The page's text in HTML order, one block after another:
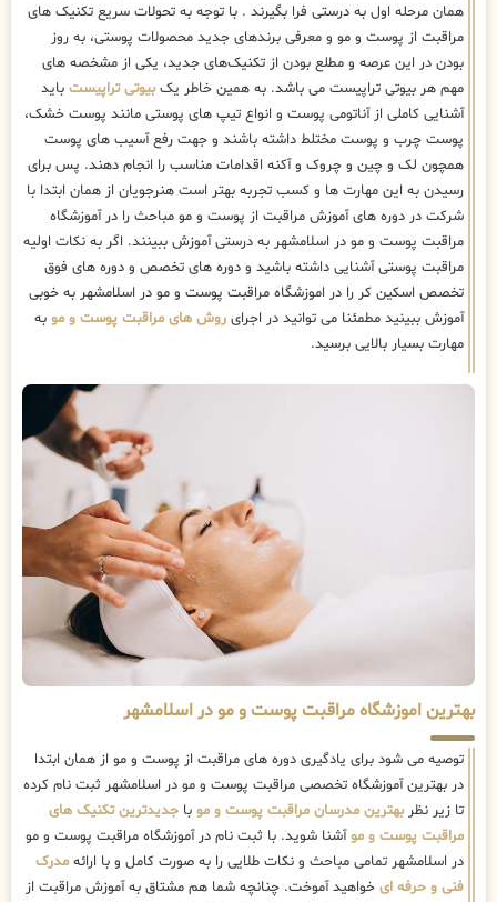
همان مرحله اول به درستی فرا بگیرند . با توجه به تحولات سریع تکنیک ‌های
مراقبت از پوست و مو و معرفی برندهای جدید محصولات پوستی، به روز
بودن در این عرصه و مطلع بودن از تکنیک‌های جدید، یکی از مشخصه های
مهم هر بیوتی تراپیست می باشد. به همین خاطر یکبیوتی تراپیست باید
آشنایی کاملی از آناتومی پوست و انواع تیپ های پوستی مانند پوست خشک،
پوست چرب و پوست مختلط داشته باشند و جهت رفع آسیب های پوست
همچون لک و چین و چروک و آکنه اقدامات مناسب را انجام دهند. پس برای
رسیدن به این مهارت ها و کسب تجربه بهتر است هنرجویان از همان ابتدا با
شرکت در دوره های آموزش مراقبت از پوست و مو مباحث را در آموزشگاه
مراقبت پوست و مو در اسلامشهر به درستی آموزش ببینند. اگر به نکات اولیه
مراقبت پوستی آشنایی داشته باشید و دوره های تخصص و دوره های فوق
تخصص اسکین کر را در اموزشگاه مراقبت پوست و مو در اسلامشهر به خوبی
آموزش ببینید مطمئنا می توانید در اجرای روش های مراقبت پوست و مو به
مهارت بسیار بالایی برسید.
بهترین اموزشگاه مراقبت پوست و مو در اسلامشهر
توصیه می شود برای یادگیری دوره های مراقبت از پوست و مو از همان ابتدا
در بهترین آموزشگاه تخصصی مراقبت پوست و مو در اسلامشهر ثبت نام کرده
تا زیر نظربهترین مدرسان مراقبت پوست و مو با جدیدترین تکنیک های
مراقبت پوست و موآشنا شوید. با ثبت نام در آموزشگاه مراقبت پوست و مو
در اسلامشهر تمامی مباحث و نکات طلایی را به صورت کامل و با ارائه مدرک
فنی و حرفه ای خواهید آموخت. چنانچه شما هم مشتاق به آموزش مراقبت از